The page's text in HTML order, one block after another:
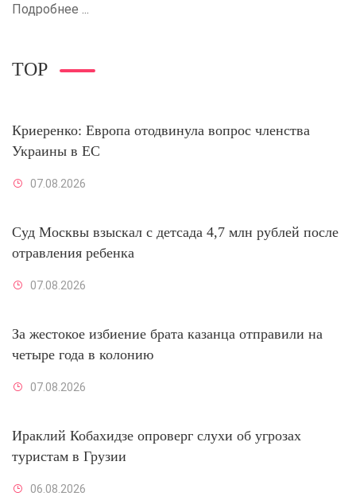
Подробнее ...
TOP
Криеренко: Европа отодвинула вопрос членства
Украины в ЕС
07.08.2026
Суд Москвы взыскал с детсада 4,7 млн рублей после
отравления ребенка
07.08.2026
За жестокое избиение брата казанца отправили на
четыре года в колонию
07.08.2026
Ираклий Кобахидзе опроверг слухи об угрозах
туристам в Грузии
06.08.2026